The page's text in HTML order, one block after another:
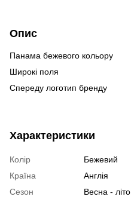
Опис
Панама бежевого кольору
Широкі поля
Спереду логотип бренду
Характеристики
Колір
Бежевий
Країна
Англія
Сезон
Весна - літо